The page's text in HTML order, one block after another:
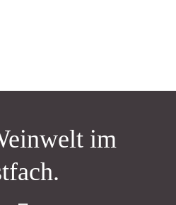
im